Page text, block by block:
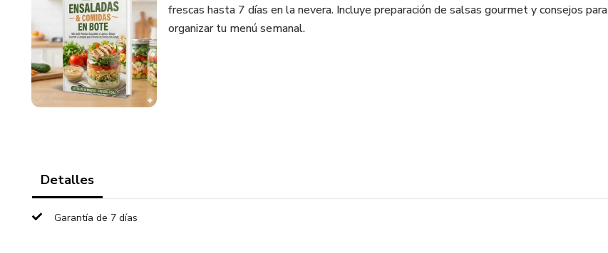
frescas hasta 7 días en la nevera. Incluye preparación de salsas gourmet y consejos para
organizar tu menú semanal.
Detalles
Garantía de 7 días